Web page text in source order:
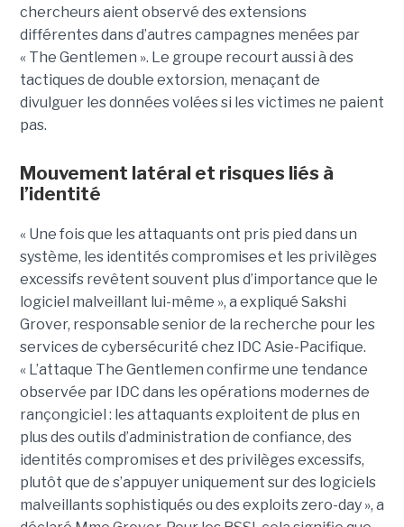
chercheurs aient observé des extensions
différentes dans d’autres campagnes menées par
« The Gentlemen ». Le groupe recourt aussi à des
tactiques de double extorsion, menaçant de
divulguer les données volées si les victimes ne paient
pas.
Mouvement latéral et risques liés à
l’identité
« Une fois que les attaquants ont pris pied dans un
système, les identités compromises et les privilèges
excessifs revêtent souvent plus d’importance que le
logiciel malveillant lui-même », a expliqué Sakshi
Grover, responsable senior de la recherche pour les
services de cybersécurité chez IDC Asie-Pacifique.
« L’attaque The Gentlemen confirme une tendance
observée par IDC dans les opérations modernes de
rançongiciel : les attaquants exploitent de plus en
plus des outils d’administration de confiance, des
identités compromises et des privilèges excessifs,
plutôt que de s’appuyer uniquement sur des logiciels
malveillants sophistiqués ou des exploits zero-day », a